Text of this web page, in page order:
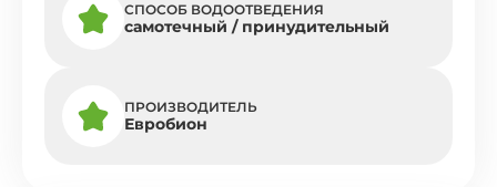
СПОСОБ ВОДООТВЕДЕНИЯ
самотечный / принудительный
ПРОИЗВОДИТЕЛЬ
Евробион